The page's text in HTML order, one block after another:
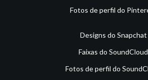
Fotos de perfil do
Designs do Snapchat
Faixas do SoundCloud
Fotos de perfil do